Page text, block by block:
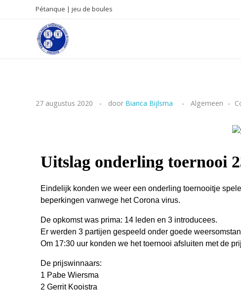
Pétanque | jeu de boules
U
s
a
g
o
e
27 augustus 2020 door Bianca Bijlsma Algemeen
Uitslag onderling toernooi
Eindelijk konden we weer een onderling toernooitje
beperkingen vanwege het Corona virus.
De opkomst was prima: 14 leden en 3 introducees.
Er werden 3 partijen gespeeld onder goede
Om 17:30 uur konden we het toernooi afsluiten met de
De prijswinnaars:
1 Pabe Wiersma
2 Gerrit Kooistra